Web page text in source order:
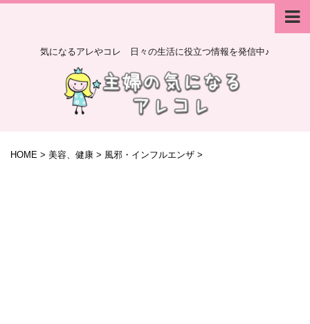
気になるアレやコレ 日々の生活に役立つ情報を発信中♪
HOME > 美容、健康 > 風邪・インフルエンザ >